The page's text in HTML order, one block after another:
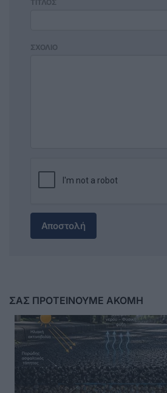
ΤΙΤΛΟΣ
ΣΧΟΛΙΟ
Αποστολή
ΣΑΣ ΠΡΟΤΕΙΝΟΥΜΕ ΑΚΟΜΗ